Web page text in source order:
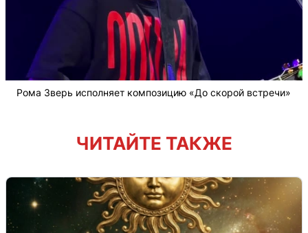
Рома Зверь исполняет композицию «До скорой встречи»
ЧИТАЙТЕ ТАКЖЕ